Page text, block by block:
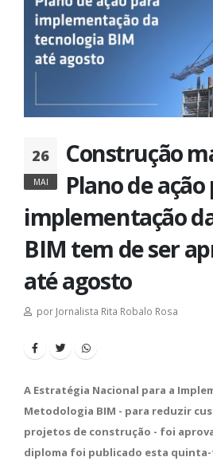
26
MAI
Construção
Plano de
implementação
BIM tem de ser
até agosto
por Jornalista Rita Robalo Rosa
A Estratégia Nacional para a
Metodologia BIM - para reduzir
projetos de construção - foi
diploma foi publicado esta quinta-